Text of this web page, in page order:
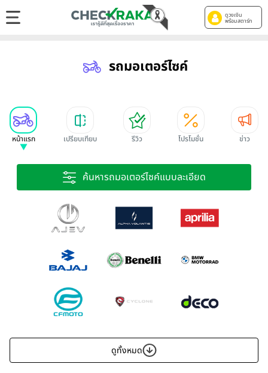
ดูวงเงิน
พร้อมสตาร์ท
รถมอเตอร์ไซค์
หน้าแรก เปรียบเทียบ รีวิว โปรโมชั่น ข่าว
ค้นหารถมอเตอร์ไซค์แบบละเอียด
ดูทั้งหมด